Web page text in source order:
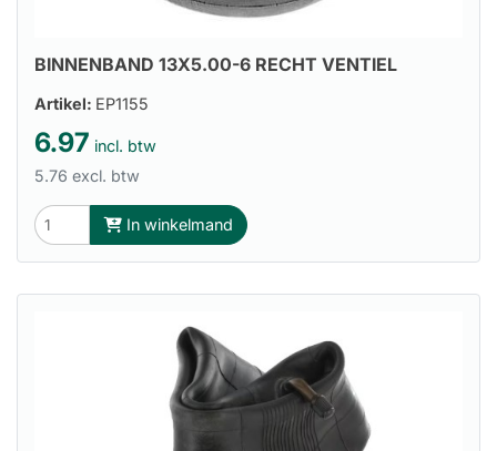
BINNENBAND 13X5.00-6 RECHT VENTIEL
Artikel: EP1155
6.97 incl. btw
5.76 excl. btw
In winkelmand